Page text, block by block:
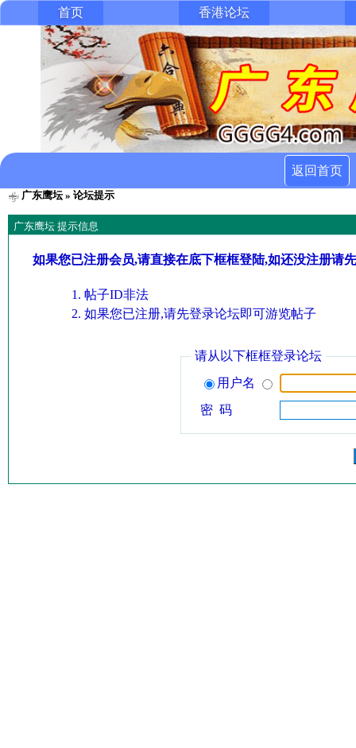
首页 香港论坛
返回首页
广东鹰坛» 论坛提示
广东鹰坛 提示信息
如果您已注册会员,请直接在底下框框登陆,如还没注册请
帖子ID非法
如果您已注册,请先登录论坛即可游览帖子
请从以下框框登录论坛
用户名
密 码